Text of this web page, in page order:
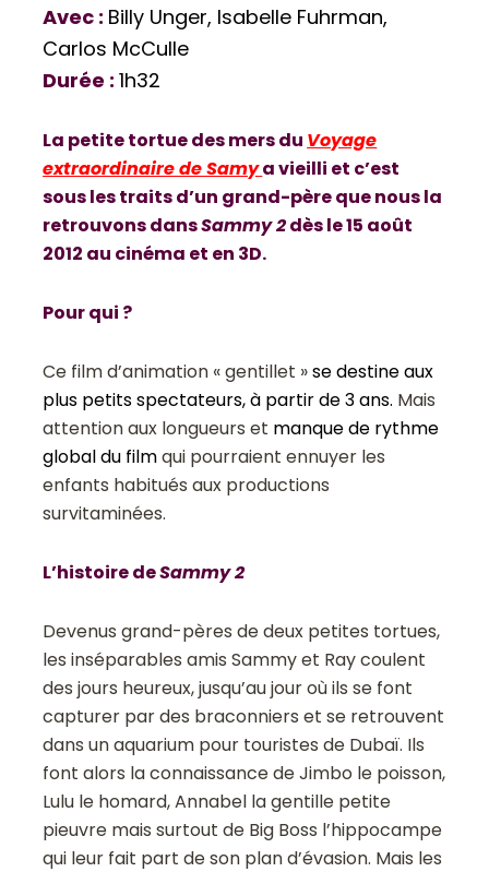
Avec : Billy Unger, Isabelle Fuhrman,
Carlos McCulle
Durée :1h32
La petite tortue des mers du Voyage
extraordinaire de Samya vieilli et c’est
sous les traits d’un grand-père que nous la
retrouvons dansSammy 2dès le 15 août
2012 au cinéma et en 3D.
Pour qui ?
Ce film d’animation « gentillet »se destine aux
plus petits spectateurs, à partir de 3 ans. Mais
attention aux longueurs et manque de rythme
global du filmqui pourraient ennuyer les
enfants habitués aux productions
survitaminées.
L’histoire deSammy 2
Devenus grand-pères de deux petites tortues,
les inséparables amis Sammy et Ray coulent
des jours heureux, jusqu’au jour où ils se font
capturer par des braconniers et se retrouvent
dans un aquarium pour touristes de Dubaï. Ils
font alors la connaissance de Jimbo le poisson,
Lulu le homard, Annabel la gentille petite
pieuvre mais surtout de Big Boss l’hippocampe
qui leur fait part de son plan d’évasion. Mais les